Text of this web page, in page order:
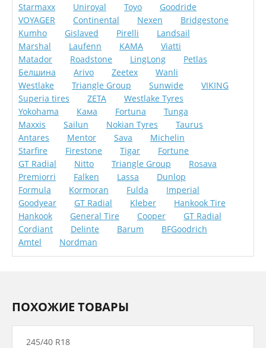
Starmaxx
Uniroyal Toyo
Goodride
VOYAGER
Continental Nexen
Bridgestone
Kumho
Gislaved Pirelli
Landsail
Marshal
Laufenn KAMA
Viatti
Matador
Roadstone LingLong
Petlas
Белшина
Arivo Zeetex
Wanli
Westlake
Triangle Group Sunwide
VIKING
Superia tires
ZETA
Westlake Tyres
Yokohama
Кама Fortuna
Tunga
Maxxis
Sailun Nokian Tyres
Taurus
Antares
Mentor Sava
Michelin
Starfire
Firestone Tigar
Fortune
GT Radial
Nitto Triangle Group
Rosava
Premiorri
Falken Lassa
Dunlop
Formula
Kormoran Fulda
Imperial
Goodyear
GT Radial Kleber
Hankook Tire
Hankook
General Tire Cooper
GT Radial
Cordiant
Delinte Barum
BFGoodrich
Amtel
Nordman
ПОХОЖИЕ ТОВАРЫ
245/40 R18